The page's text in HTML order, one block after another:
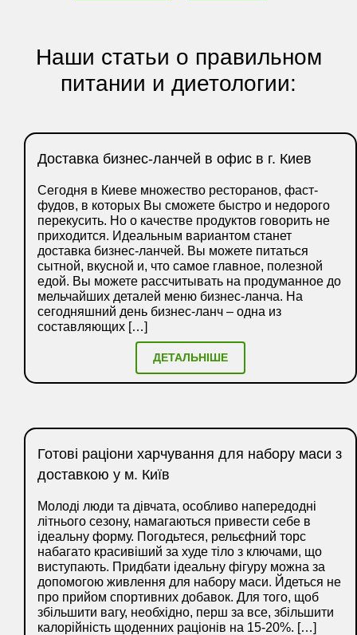
Наши статьи о правильном
питании и диетологии:
Доставка бизнес-ланчей в офис в г. Киев
Сегодня в Киеве множество ресторанов, фаст-
фудов, в которых Вы сможете быстро и недорого
перекусить. Но о качестве продуктов говорить не
приходится. Идеальным вариантом станет
доставка бизнес-ланчей. Вы можете питаться
сытной, вкусной и, что самое главное, полезной
едой. Вы можете рассчитывать на продуманное до
мельчайших деталей меню бизнес-ланча. На
сегодняшний день бизнес-ланч – одна из
составляющих […]
ДЕТАЛЬНІШЕ
Готові раціони харчування для набору маси з
доставкою у м. Київ
Молоді люди та дівчата, особливо напередодні
літнього сезону, намагаються привести себе в
ідеальну форму. Погодьтеся, рельєфний торс
набагато красивіший за худе тіло з ключами, що
виступають. Придбати ідеальну фігуру можна за
допомогою живлення для набору маси. Йдеться не
про прийом спортивних добавок. Для того, щоб
збільшити вагу, необхідно, перш за все, збільшити
калорійність щоденних раціонів на 15-20%. […]